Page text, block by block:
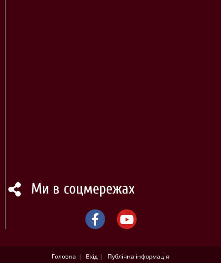
Ми в соцмережах
Головна Вхід Публічна інформація